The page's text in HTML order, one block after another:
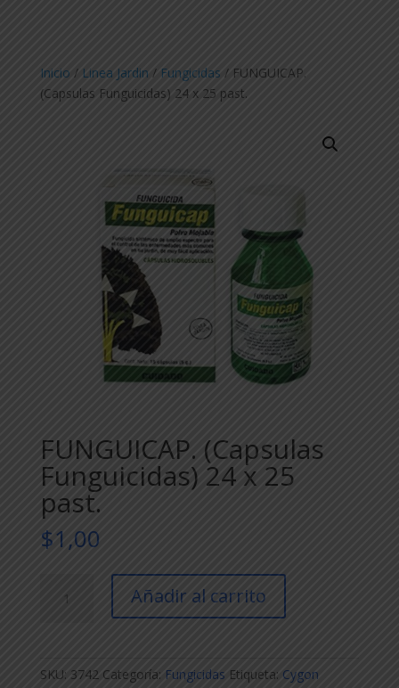
Inicio / Linea Jardin / Fungicidas / FUNGUICAP.
(Capsulas Funguicidas) 24 x 25 past.
FUNGUICAP. (Capsulas
Funguicidas) 24 x 25
past.
$1,00
(Capsulas
Añadir al carrito
SKU: 3742 Categoría: Fungicidas Etiqueta: Cygon